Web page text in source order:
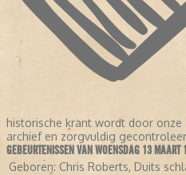
historische krant wordt door
archief en zorgvuldig
GEBEURTENISSEN VAN WOENSDAG 13 MAART
Geboren: Chris Roberts, Duits